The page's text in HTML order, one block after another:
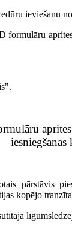
ieviešanu
iesniegšanas
pārstāvis
kopējo